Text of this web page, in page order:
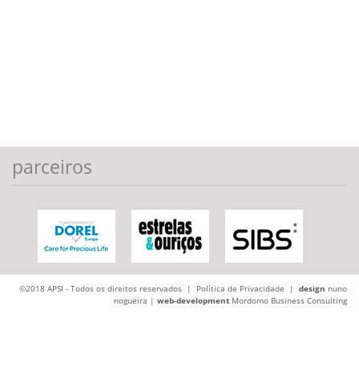
parceiros
©2018 APSI - Todos os direitos reservados | Política de Privacidade | design nuno
nogueira | web-development Mordomo Business Consulting